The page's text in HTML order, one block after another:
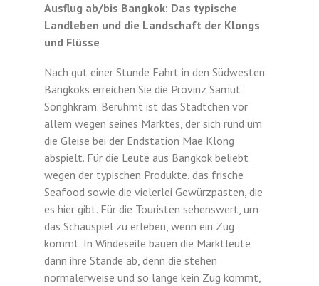
Ausflug ab/bis Bangkok: Das typische
Landleben und die Landschaft der Klongs
und Flüsse
Nach gut einer Stunde Fahrt in den Südwesten
Bangkoks erreichen Sie die Provinz Samut
Songhkram. Berühmt ist das Städtchen vor
allem wegen seines Marktes, der sich rund um
die Gleise bei der Endstation Mae Klong
abspielt. Für die Leute aus Bangkok beliebt
wegen der typischen Produkte, das frische
Seafood sowie die vielerlei Gewürzpasten, die
es hier gibt. Für die Touristen sehenswert, um
das Schauspiel zu erleben, wenn ein Zug
kommt. In Windeseile bauen die Marktleute
dann ihre Stände ab, denn die stehen
normalerweise und so lange kein Zug kommt,